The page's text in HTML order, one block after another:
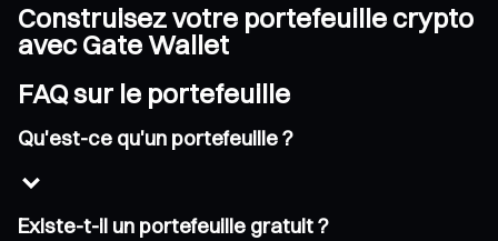
Construisez votre portefeuille crypto
avec Gate Wallet
FAQ sur le portefeuille
Qu'est-ce qu'un portefeuille ?
Existe-t-il un portefeuille gratuit ?